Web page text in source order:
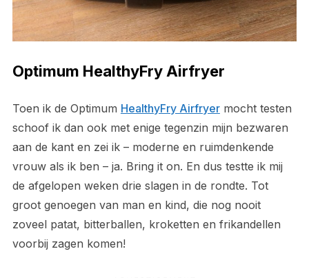
Optimum HealthyFry Airfryer
Toen ik de Optimum HealthyFry Airfryermocht testen
schoof ik dan ook met enige tegenzin mijn bezwaren
aan de kant en zei ik – moderne en ruimdenkende
vrouw als ik ben – ja. Bring it on. En dus testte ik mij
de afgelopen weken drie slagen in de rondte. Tot
groot genoegen van man en kind, die nog nooit
zoveel patat, bitterballen, kroketten en frikandellen
voorbij zagen komen!